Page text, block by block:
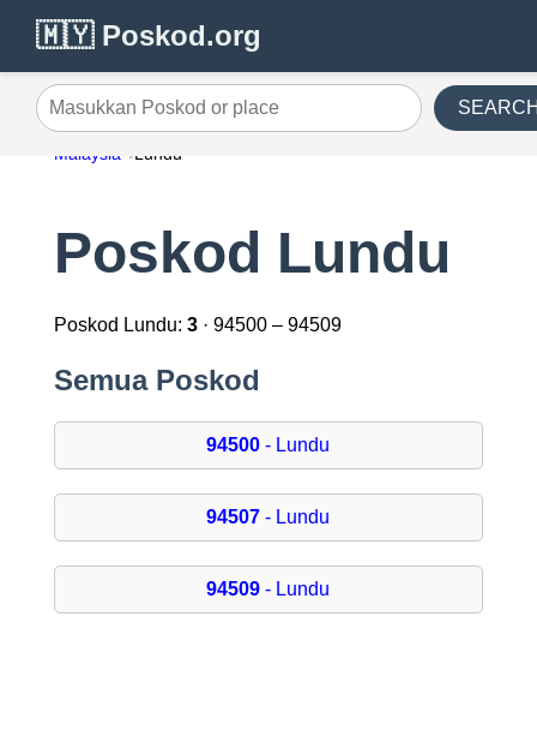
🇲🇾 Poskod.org
Masukkan Poskod or place
Malaysia Lundu
Poskod Lundu
Poskod Lundu: 3· 94500 – 94509
Semua Poskod
94500 - Lundu
94507 - Lundu
94509 - Lundu